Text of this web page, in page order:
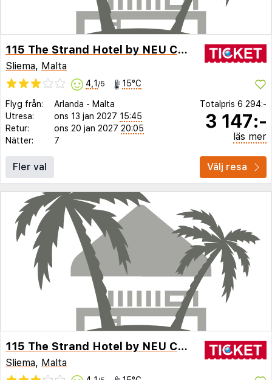
115 The Strand Hotel by NEU Collective
Sliema, Malta
4,1 /5 15°C
Flyg från: Arlanda - Malta
Utresa:
ons 13 jan 2027 15:45
Retur:
ons 20 jan 2027 20:05
Nätter:
7
Totalpris 6 294:-
3 147:-
läs mer
Fler val Välj resa
115 The Strand Hotel by NEU Collective
Sliema, Malta